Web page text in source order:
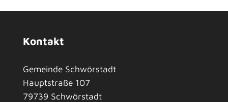
Kontakt
Gemeinde Schwörstadt
Hauptstraße 107
79739 Schwörstadt